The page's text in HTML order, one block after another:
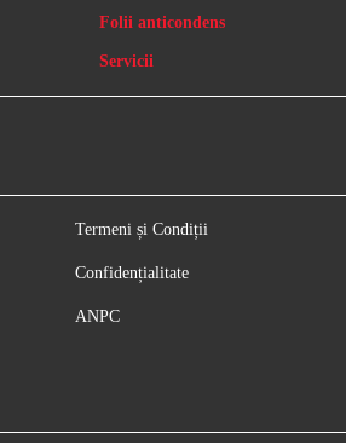
Folii anticondens
Servicii
Termeni și Condiții
Confidențialitate
ANPC